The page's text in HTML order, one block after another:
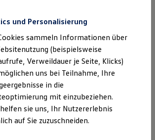
Class bei Volkswagen
Gewinn
Tutorials
EVERY1
und Personalisierung
sammeln Informationen über
(beispielsweise
Verweildauer je Seite, Klicks)
uns bei Teilnahme, Ihre
in die
mit einzubeziehen.
sie uns, Ihr Nutzererlebnis
auf Sie zuzuschneiden.